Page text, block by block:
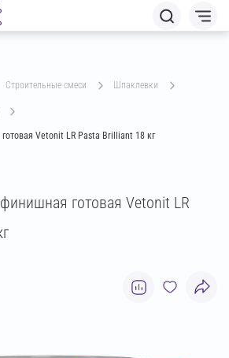
строительные смеси шпаклевки
Vetonit LR Pasta Brilliant 18 кг
готовая Vetonit LR